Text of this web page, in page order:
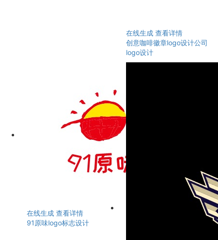
在线生成 查看详情
创意咖啡徽章logo设计公司
logo设计
在线生成 查看详情
91原味logo标志设计